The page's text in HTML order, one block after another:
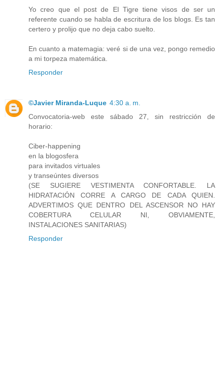
Yo creo que el post de El Tigre tiene visos de ser un
referente cuando se habla de escritura de los blogs. Es tan
certero y prolijo que no deja cabo suelto.
En cuanto a matemagia: veré si de una vez, pongo remedio
a mi torpeza matemática.
Responder
©Javier Miranda-Luque 4:30 a. m.
Convocatoria-web este sábado 27, sin restricción de
horario:
Ciber-happening
en la blogosfera
para invitados virtuales
y transeúntes diversos
(SE SUGIERE VESTIMENTA CONFORTABLE. LA
HIDRATACIÓN CORRE A CARGO DE CADA QUIEN.
ADVERTIMOS QUE DENTRO DEL ASCENSOR NO HAY
COBERTURA CELULAR NI, OBVIAMENTE,
INSTALACIONES SANITARIAS)
Responder